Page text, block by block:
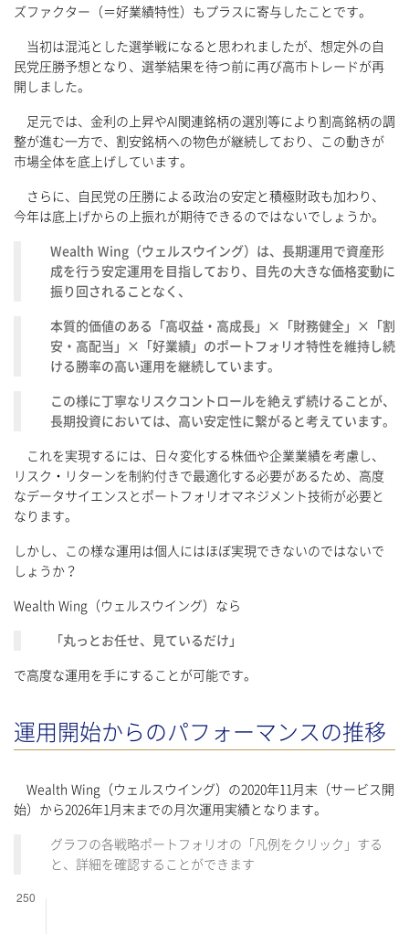
ズファクター（＝好業績特性）もプラスに寄与したことです。
当初は混沌とした選挙戦になると思われましたが、想定外の自
民党圧勝予想となり、選挙結果を待つ前に再び高市トレードが再
開しました。
足元では、金利の上昇やAI関連銘柄の選別等により割高銘柄の調
整が進む一方で、割安銘柄への物色が継続しており、この動きが
市場全体を底上げしています。
さらに、自民党の圧勝による政治の安定と積極財政も加わり、
今年は底上げからの上振れが期待できるのではないでしょうか。
Wealth Wing（ウェルスウイング）は、長期運用で資産形
成を行う安定運用を目指しており、目先の大きな価格変動に
振り回されることなく、
本質的価値のある「高収益・高成長」×「財務健全」×「割
安・高配当」×「好業績」のポートフォリオ特性を維持し続
ける勝率の高い運用を継続しています。
この様に丁寧なリスクコントロールを絶えず続けることが、
長期投資においては、高い安定性に繋がると考えています。
これを実現するには、日々変化する株価や企業業績を考慮し、
リスク・リターンを制約付きで最適化する必要があるため、高度
なデータサイエンスとポートフォリオマネジメント技術が必要と
なります。
しかし、この様な運用は個人にはほぼ実現できないのではないで
しょうか？
Wealth Wing（ウェルスウイング）なら
「丸っとお任せ、見ているだけ」
で高度な運用を手にすることが可能です。
運用開始からのパフォーマンスの推移
Wealth Wing（ウェルスウイング）の2020年11月末（サービス開
始）から2026年1月末までの月次運用実績となります。
グラフの各戦略ポートフォリオの「凡例をクリック」する
と、詳細を確認することができます